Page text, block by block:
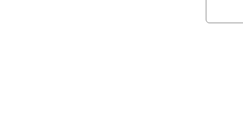
でブログを更新し、しみけん
品をプレゼントしたことを報